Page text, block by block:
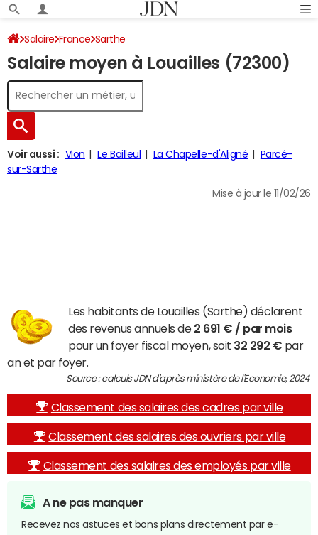
Salaire France Sarthe
Salaire moyen à Louailles (72300)
Voir aussi : Vion Le Bailleul La Chapelle-d'Aligné
Parcé-
sur-Sarthe
Mise à jour le 11/02/26
Les habitants de Louailles (Sarthe) déclarent
des revenus annuels de 2 691 € / par mois
pour un foyer fiscal moyen, soit 32 292 € par
an et par foyer.
Source : calculs JDN d'après ministère de l'Economie, 2024
Classement des salaires des cadres par ville
Classement des salaires des ouvriers par ville
Classement des salaires des employés par ville
A ne pas manquer
Recevez nos astuces et bons plans directement par e-